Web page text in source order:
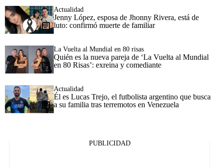
Actualidad
Jenny López, esposa de Jhonny Rivera, está de
luto: confirmó muerte de familiar
La Vuelta al Mundial en 80 risas
Quién es la nueva pareja de ‘La Vuelta al Mundial
en 80 Risas’: exreina y comediante
Actualidad
Él es Lucas Trejo, el futbolista argentino que busca
a su familia tras terremotos en Venezuela
PUBLICIDAD